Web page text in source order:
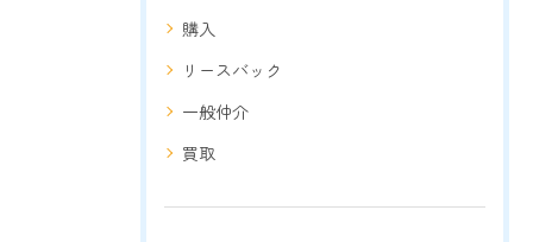
購入
リースバック
一般仲介
買取